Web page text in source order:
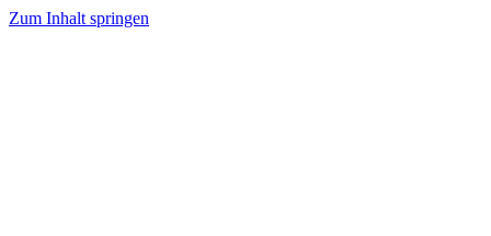
Zum Inhalt springen